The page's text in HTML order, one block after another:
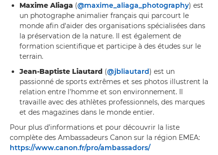
Maxime Aliaga (@maxime_aliaga_photography) est
un photographe animalier français qui parcourt le
monde afin d'aider des organisations spécialisées dans
la préservation de la nature. Il est également de
formation scientifique et participe à des études sur le
terrain.
Jean-Baptiste Liautard (@jbliautard) est un
passionné de sports extrêmes et ses photos illustrent la
relation entre l'homme et son environnement. Il
travaille avec des athlètes professionnels, des marques
et des magazines dans le monde entier.
Pour plus d’informations et pour découvrir la liste
complète des Ambassadeurs Canon sur la région EMEA:
https://www.canon.fr/pro/ambassadors/